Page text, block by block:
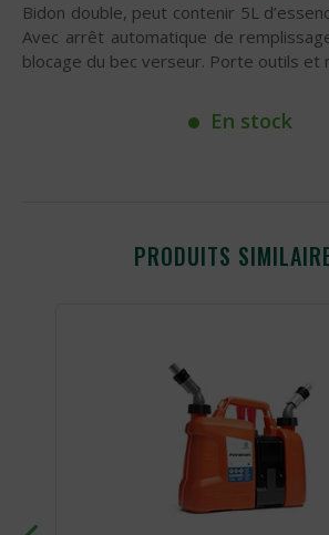
Bidon double, peut contenir 5L
Avec arrêt automatique de
blocage du bec verseur. Porte outils et
En stock
PRODUITS